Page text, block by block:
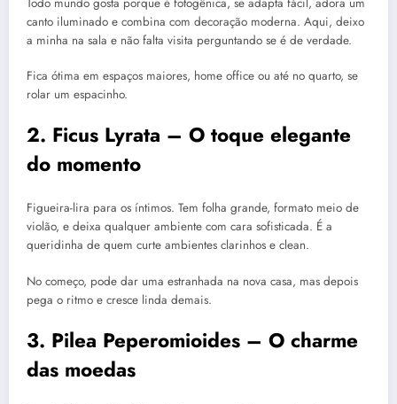
canto iluminado e combina com decoração moderna. Aqui, deixo
a minha na sala e não falta visita perguntando se é de verdade.
Fica ótima em espaços maiores, home office ou até no quarto, se
rolar um espacinho.
2. Ficus Lyrata – O toque elegante
do momento
Figueira-lira para os íntimos. Tem folha grande, formato meio de
violão, e deixa qualquer ambiente com cara sofisticada. É a
queridinha de quem curte ambientes clarinhos e clean.
No começo, pode dar uma estranhada na nova casa, mas depois
pega o ritmo e cresce linda demais.
3. Pilea Peperomioides – O charme
das moedas